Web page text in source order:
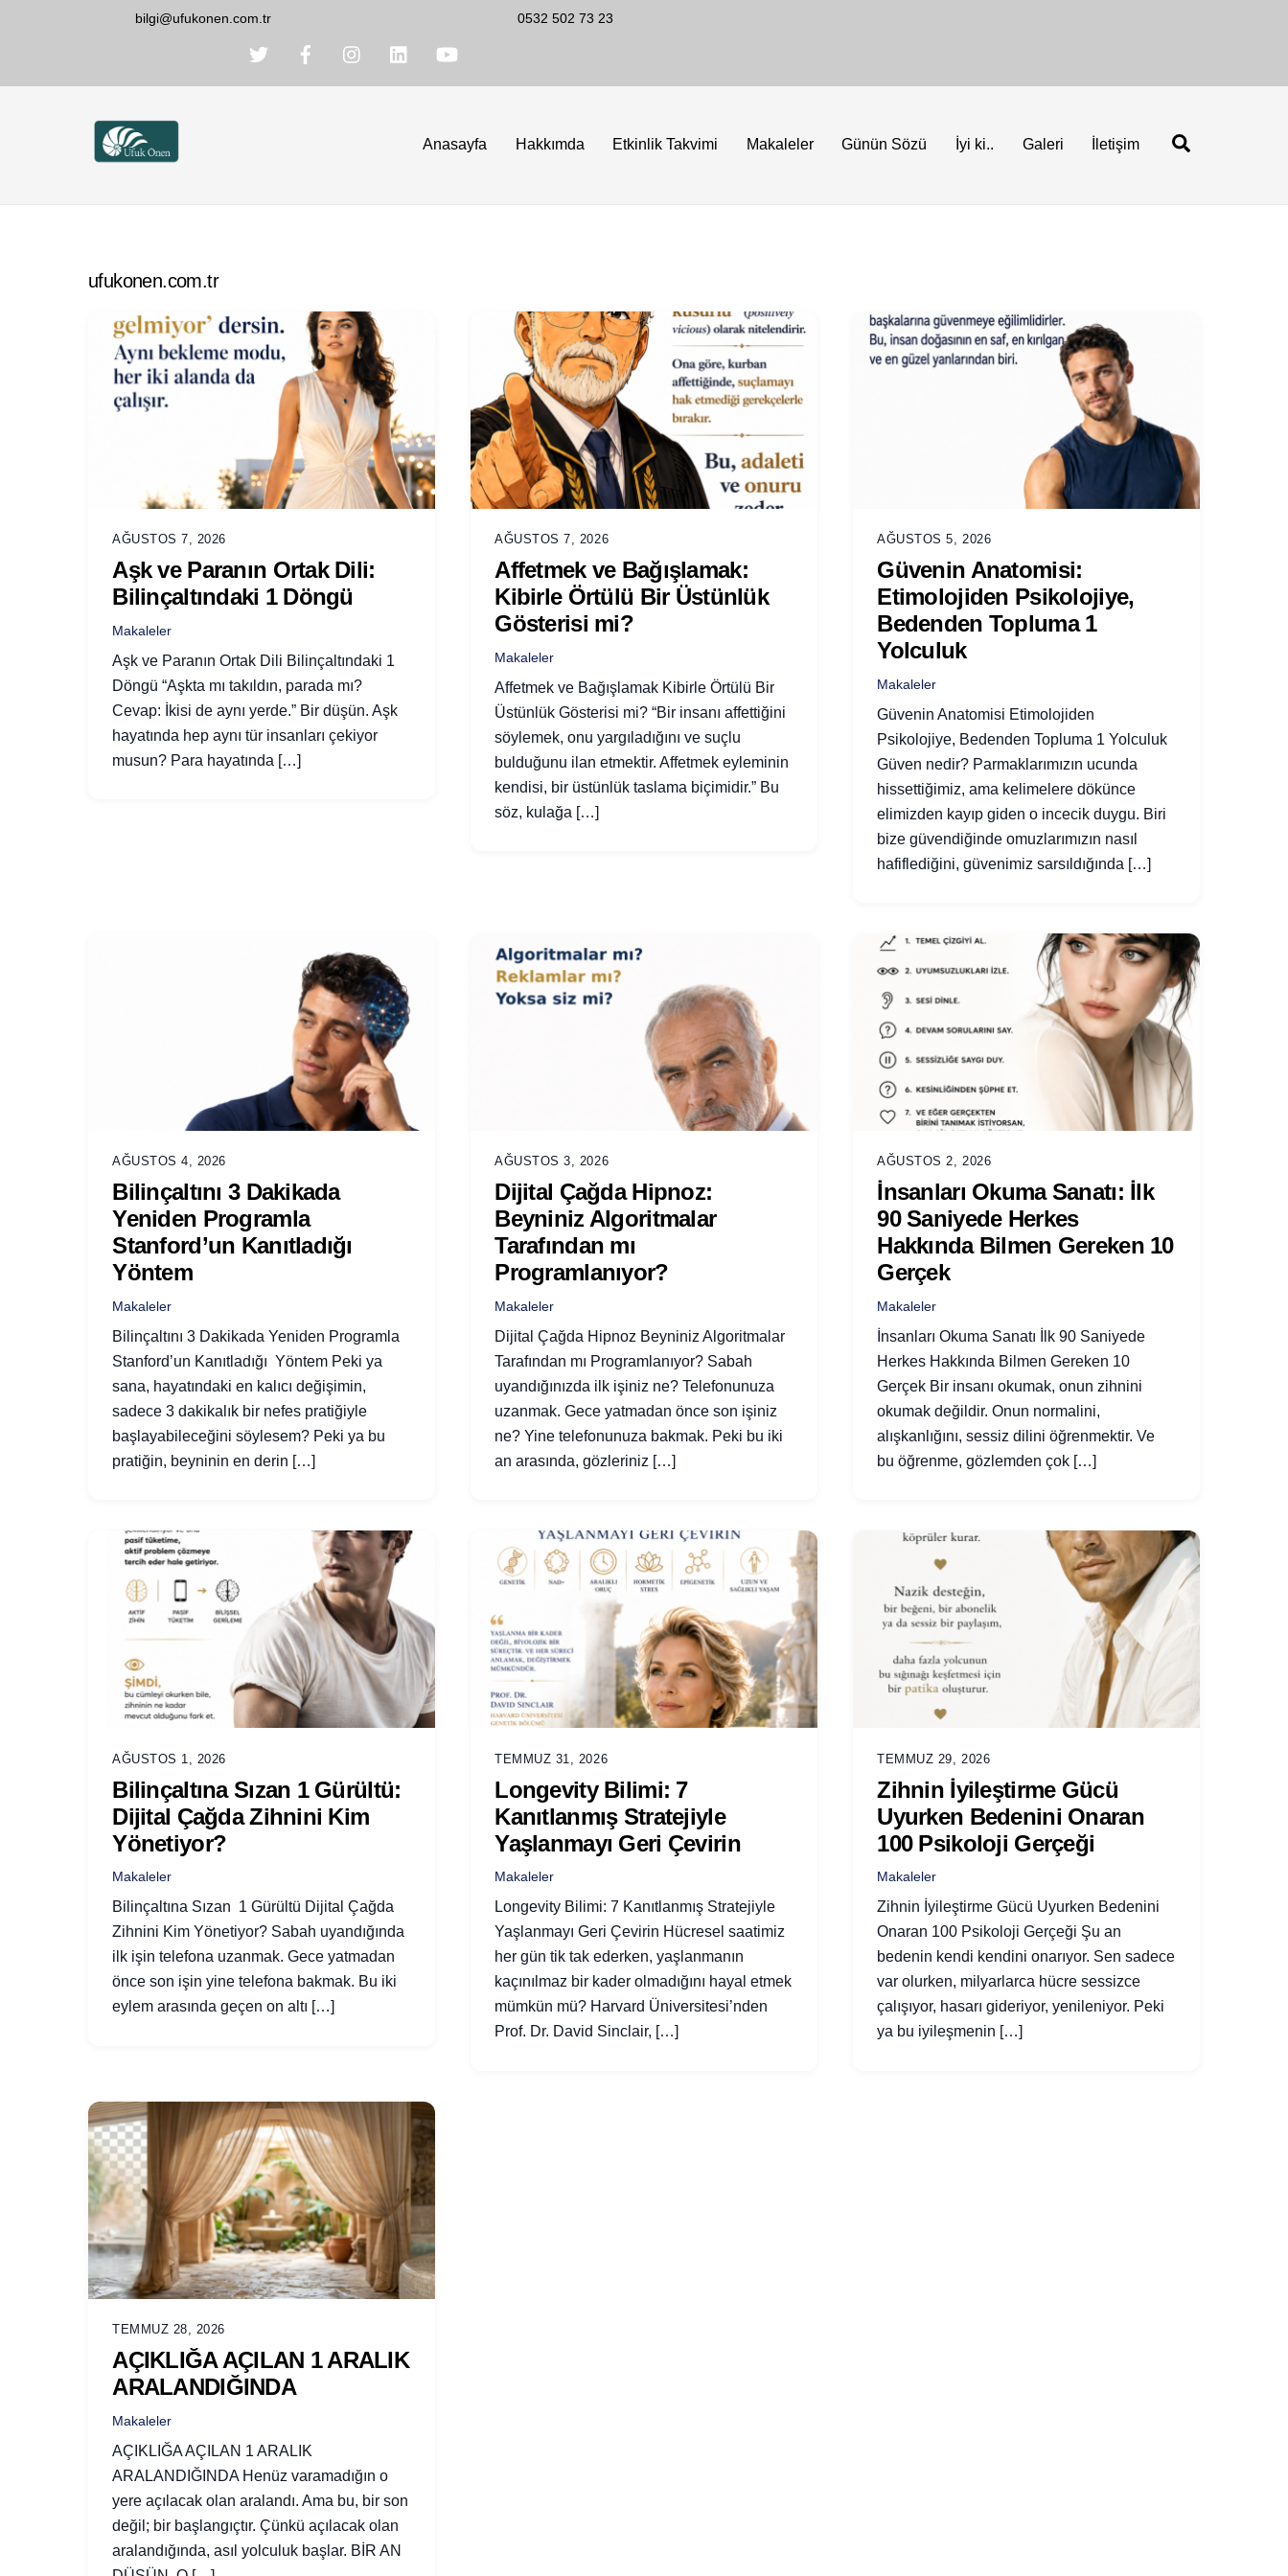
bilgi@ufukonen.com.tr 0532 502 73 23
Anasayfa Hakkımda Etkinlik Takvimi Makaleler Günün Sözü İyi ki.. Galeri İletişim
ufukonen.com.tr
AĞUSTOS 7, 2026
Aşk ve Paranın Ortak Dili:
Bilinçaltındaki 1 Döngü
Makaleler
Aşk ve Paranın Ortak Dili Bilinçaltındaki 1
Döngü “Aşkta mı takıldın, parada mı?
Cevap: İkisi de aynı yerde.” Bir düşün. Aşk
hayatında hep aynı tür insanları çekiyor
musun? Para hayatında […]
AĞUSTOS 7, 2026
Affetmek ve Bağışlamak:
Kibirle Örtülü Bir Üstünlük
Gösterisi mi?
Makaleler
Affetmek ve Bağışlamak Kibirle Örtülü Bir
Üstünlük Gösterisi mi? “Bir insanı affettiğini
söylemek, onu yargıladığını ve suçlu
bulduğunu ilan etmektir. Affetmek eyleminin
kendisi, bir üstünlük taslama biçimidir.” Bu
söz, kulağa […]
AĞUSTOS 5, 2026
Güvenin Anatomisi:
Etimolojiden Psikolojiye,
Bedenden Topluma 1
Yolculuk
Makaleler
Güvenin Anatomisi Etimolojiden
Psikolojiye, Bedenden Topluma 1 Yolculuk
Güven nedir? Parmaklarımızın ucunda
hissettiğimiz, ama kelimelere dökünce
elimizden kayıp giden o incecik duygu. Biri
bize güvendiğinde omuzlarımızın nasıl
hafiflediğini, güvenimiz sarsıldığında […]
AĞUSTOS 4, 2026
Bilinçaltını 3 Dakikada
Yeniden Programla
Stanford’un Kanıtladığı
Yöntem
Makaleler
Bilinçaltını 3 Dakikada Yeniden Programla
Stanford’un Kanıtladığı Yöntem Peki ya
sana, hayatındaki en kalıcı değişimin,
sadece 3 dakikalık bir nefes pratiğiyle
başlayabileceğini söylesem? Peki ya bu
pratiğin, beyninin en derin […]
AĞUSTOS 3, 2026
Dijital Çağda Hipnoz:
Beyniniz Algoritmalar
Tarafından mı
Programlanıyor?
Makaleler
Dijital Çağda Hipnoz Beyniniz Algoritmalar
Tarafından mı Programlanıyor? Sabah
uyandığınızda ilk işiniz ne? Telefonunuza
uzanmak. Gece yatmadan önce son işiniz
ne? Yine telefonunuza bakmak. Peki bu iki
an arasında, gözleriniz […]
AĞUSTOS 2, 2026
İnsanları Okuma Sanatı: İlk
90 Saniyede Herkes
Hakkında Bilmen Gereken 10
Gerçek
Makaleler
İnsanları Okuma Sanatı İlk 90 Saniyede
Herkes Hakkında Bilmen Gereken 10
Gerçek Bir insanı okumak, onun zihnini
okumak değildir. Onun normalini,
alışkanlığını, sessiz dilini öğrenmektir. Ve
bu öğrenme, gözlemden çok […]
AĞUSTOS 1, 2026
Bilinçaltına Sızan 1 Gürültü:
Dijital Çağda Zihnini Kim
Yönetiyor?
Makaleler
Bilinçaltına Sızan 1 Gürültü Dijital Çağda
Zihnini Kim Yönetiyor? Sabah uyandığında
ilk işin telefona uzanmak. Gece yatmadan
önce son işin yine telefona bakmak. Bu iki
eylem arasında geçen on altı […]
TEMMUZ 31, 2026
Longevity Bilimi: 7
Kanıtlanmış Stratejiyle
Yaşlanmayı Geri Çevirin
Makaleler
Longevity Bilimi: 7 Kanıtlanmış Stratejiyle
Yaşlanmayı Geri Çevirin Hücresel saatimiz
her gün tik tak ederken, yaşlanmanın
kaçınılmaz bir kader olmadığını hayal etmek
mümkün mü? Harvard Üniversitesi’nden
Prof. Dr. David Sinclair, […]
TEMMUZ 29, 2026
Zihnin İyileştirme Gücü
Uyurken Bedenini Onaran
100 Psikoloji Gerçeği
Makaleler
Zihnin İyileştirme Gücü Uyurken Bedenini
Onaran 100 Psikoloji Gerçeği Şu an
bedenin kendi kendini onarıyor. Sen sadece
var olurken, milyarlarca hücre sessizce
çalışıyor, hasarı gideriyor, yenileniyor. Peki
ya bu iyileşmenin […]
TEMMUZ 28, 2026
AÇIKLIĞA AÇILAN 1 ARALIK
ARALANDIĞINDA
Makaleler
AÇIKLIĞA AÇILAN 1 ARALIK
ARALANDIĞINDA Henüz varamadığın o
yere açılacak olan aralandı. Ama bu, bir son
değil; bir başlangıçtır. Çünkü açılacak olan
aralandığında, asıl yolculuk başlar. BİR AN